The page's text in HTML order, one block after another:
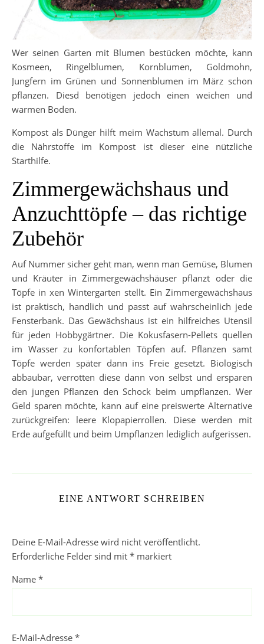
Wer seinen Garten mit Blumen bestücken möchte, kann
Kosmeen, Ringelblumen, Kornblumen, Goldmohn,
Jungfern im Grünen und Sonnenblumen im März schon
pflanzen. Diesd benötigen jedoch einen weichen und
warmen Boden.
Kompost als Dünger hilft meim Wachstum allemal. Durch
die Nährstoffe im Kompost ist dieser eine nützliche
Starthilfe.
Zimmergewächshaus und
Anzuchttöpfe – das richtige
Zubehör
Auf Nummer sicher geht man, wenn man Gemüse, Blumen
und Kräuter in Zimmergewächshäuser pflanzt oder die
Töpfe in xen Wintergarten stellt. Ein Zimmergewächshaus
ist praktisch, handlich und passt auf wahrscheinlich jede
Fensterbank. Das Gewächshaus ist ein hilfreiches Utensil
für jeden Hobbygärtner. Die Kokusfasern-Pellets quellen
im Wasser zu konfortablen Töpfen auf. Pflanzen samt
Töpfe werden später dann ins Freie gesetzt. Biologisch
abbaubar, verrotten diese dann von selbst und ersparen
den jungen Pflanzen den Schock beim umpflanzen. Wer
Geld sparen möchte, kann auf eine preiswerte Alternative
zurückgreifen: leere Klopapierrollen. Diese werden mit
Erde aufgefüllt und beim Umpflanzen lediglich aufgerissen.
EINE ANTWORT SCHREIBEN
Deine E-Mail-Adresse wird nicht veröffentlicht.
Erforderliche Felder sind mit * markiert
Name *
E-Mail-Adresse *